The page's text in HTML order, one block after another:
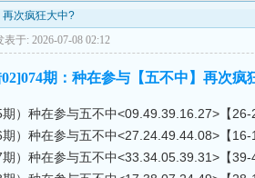
次疯狂大中?
表于: 2026-07-08 02:12
02]074期：种在参与【五不中】再次疯
期）种在参与五不中<09.49.39.16.27>【
期）种在参与五不中<27.24.49.44.08>【
期）种在参与五不中<33.34.05.39.31>【